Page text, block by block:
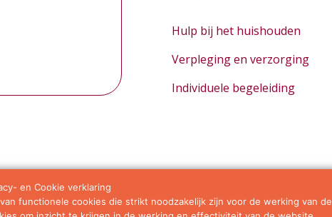
Hulp bij het huishouden
Verpleging en verzorging
Individuele begeleiding
voorwaarden
en Cookie verklaring
functionele cookies die strikt noodzakelijk zijn voor de werking van de